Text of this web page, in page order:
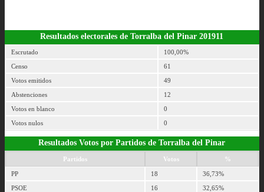
Resultados electorales de Torralba del Pinar 201911
Escrutado
100,00%
Censo
61
Votos emitidos
49
Abstenciones
12
Votos en blanco
0
Votos nulos
0
Resultados Votos por Partidos de Torralba del Pinar
Partidos Votos %
PP 18
36,73%
PSOE
16
32,65%